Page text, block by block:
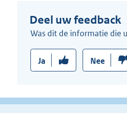
Deel uw feedback
Was dit de informatie die
Ja Nee